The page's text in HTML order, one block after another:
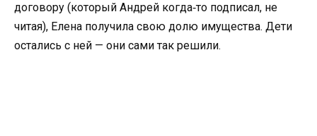
договору (который Андрей когда‑то подписал, не
читая), Елена получила свою долю имущества. Дети
остались с ней — они сами так решили.